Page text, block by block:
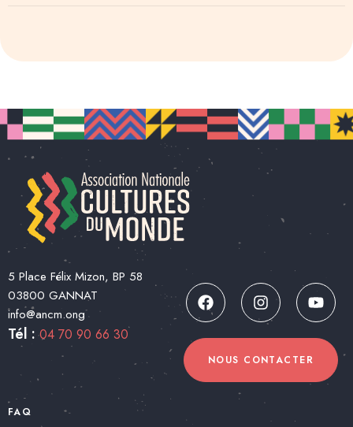
5 Place Félix Mizon, BP 58
03800 GANNAT
info@ancm.ong
Tél :04 70 90 66 30
NOUS CONTACTER
FAQ